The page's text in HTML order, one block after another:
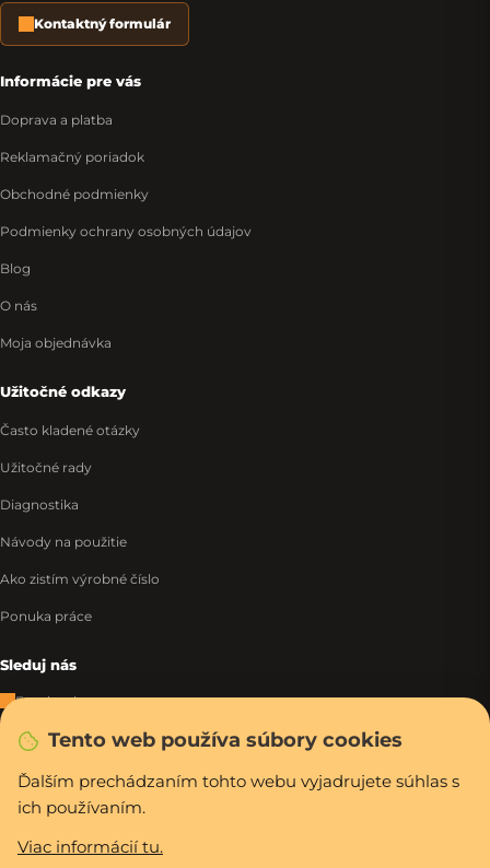
Tento web používa súbory cookies
Ďalším prechádzaním tohto webu vyjadrujete súhlas s
ich používaním.
Viac informácií tu.
Kontaktný formulár
Informácie pre vás
Doprava a platba
Reklamačný poriadok
Obchodné podmienky
Podmienky ochrany osobných údajov
Blog
O nás
Moja objednávka
Užitočné odkazy
Často kladené otázky
Užitočné rady
Diagnostika
Návody na použitie
Ako zistím výrobné číslo
Ponuka práce
Sleduj nás
Facebook
Instagram
Tiktok
WhatsApp